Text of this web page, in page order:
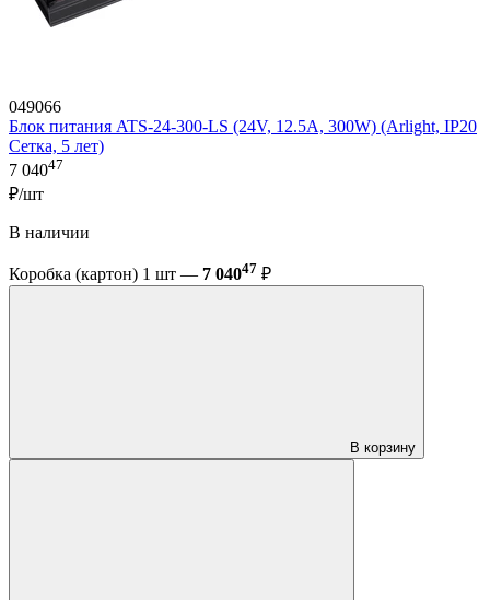
049066
Блок питания ATS-24-300-LS (24V, 12.5A, 300W) (Arlight, IP20
Сетка, 5 лет)
7 04047
₽/шт
В наличии
Коробка (картон) 1 шт — 7 04047 ₽
В корзину